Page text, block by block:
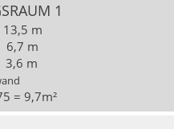
1
13,5 m
6,7 m
3,6 m
= 9,7m²